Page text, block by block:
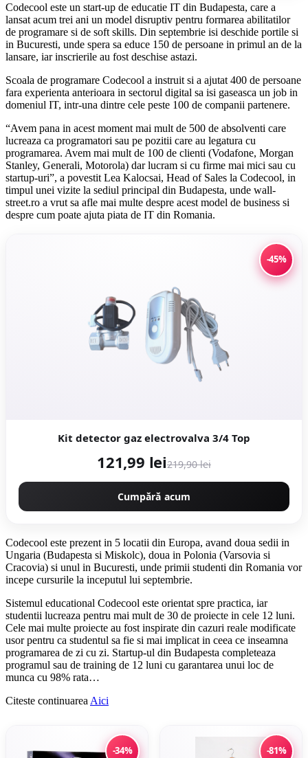
Codecool este un start-up de educatie IT din Budapesta, care a
lansat acum trei ani un model disruptiv pentru formarea abilitatilor
de programare si de soft skills. Din septembrie isi deschide portile si
in Bucuresti, unde spera sa educe 150 de persoane in primul an de la
lansare, iar inscrierile au fost deschise astazi.
Scoala de programare Codecool a instruit si a ajutat 400 de persoane
fara experienta anterioara in sectorul digital sa isi gaseasca un job in
domeniul IT, intr-una dintre cele peste 100 de companii partenere.
“Avem pana in acest moment mai mult de 500 de absolventi care
lucreaza ca programatori sau pe pozitii care au legatura cu
programarea. Avem mai mult de 100 de clienti (Vodafone, Morgan
Stanley, Generali, Motorola) dar lucram si cu firme mai mici sau cu
startup-uri”, a povestit Lea Kalocsai, Head of Sales la Codecool, in
timpul unei vizite la sediul principal din Budapesta, unde wall-
street.ro a vrut sa afle mai multe despre acest model de business si
despre cum poate ajuta piata de IT din Romania.
-45%
Kit detector gaz electrovalva 3/4 Top
121,99 lei219,90 lei
Cumpără acum
Codecool este prezent in 5 locatii din Europa, avand doua sedii in
Ungaria (Budapesta si Miskolc), doua in Polonia (Varsovia si
Cracovia) si unul in Bucuresti, unde primii studenti din Romania vor
incepe cursurile la inceputul lui septembrie.
Sistemul educational Codecool este orientat spre practica, iar
studentii lucreaza pentru mai mult de 30 de proiecte in cele 12 luni.
Cele mai multe proiecte au fost inspirate din cazuri reale modificate
usor pentru ca studentul sa fie si mai implicat in ceea ce inseamna
programarea de zi cu zi. Startup-ul din Budapesta completeaza
programul sau de training de 12 luni cu garantarea unui loc de
munca cu 98% rata…
Citeste continuarea Aici
-34% -81%